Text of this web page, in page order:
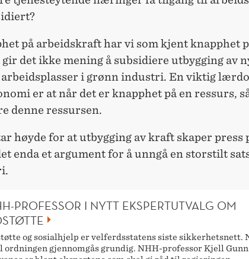
på arbeidskraft har vi som kjent knapphet
det ikke mening å subsidiere utbygging av
i grønn industri. En viktig
er at når det er knapphet på en ressurs,
denne ressursen.
høyde for at utbygging av kraft skaper press
enda et argument for å unngå en storstilt
PROFESSOR I NYTT EKSPERTUTVALG OM
og sosialhjelp er velferdsstatens siste sikkerhetsnett.
ordningen gjennomgås grundig. NHH-professor Kjell